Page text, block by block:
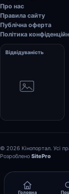
Головна
Про нас
Правила сайту
Публічна оферта
Політика
Відвідуваність
© 2026 Кінопортал. Усі
Розроблено SitePro